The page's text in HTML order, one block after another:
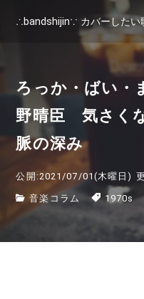
∴bandshijin∵ カバーしたい
ろっか・ばい
野晴臣 気さく
脈の深み
公開:2021/07/01(木曜日)
音楽コラム 1970s